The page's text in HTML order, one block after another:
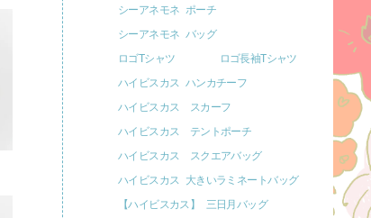
シーアネモネ ポーチ
シーアネモネ バッグ
ロゴTシャツ
ロゴ長袖Tシャツ
ハイビスカス ハンカチーフ
ハイビスカス スカーフ
ハイビスカス テントポーチ
ハイビスカス スクエアバッグ
ハイビスカス 大きいラミネートバッグ
【ハイビスカス】 三日月バッグ